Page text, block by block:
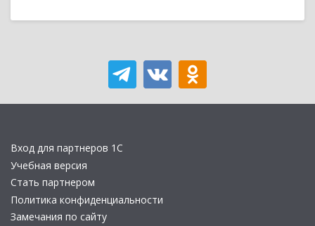
Вход для партнеров 1С
Учебная версия
Стать партнером
Политика конфиденциальности
Замечания по сайту